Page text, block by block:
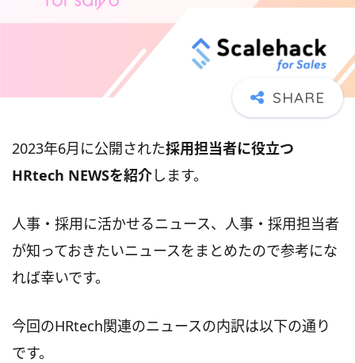
2023年6月に公開された採用担当者に役立つ
HRtech NEWSを紹介します。
人事・採用に活かせるニュース、人事・採用担当者
が知っておきたいニュースをまとめたので参考にな
れば幸いです。
今回のHRtech関連のニュースの内訳は以下の通り
です。